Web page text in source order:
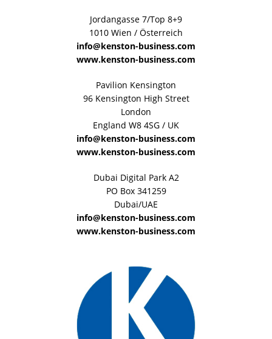
Jordangasse 7/Top 8+9
1010 Wien / Österreich
info@kenston-business.com
www.kenston-business.com
Pavilion Kensington
96 Kensington High Street
London
England W8 4SG / UK
info@kenston-business.com
www.kenston-business.com
Dubai Digital Park A2
PO Box 341259
Dubai/UAE
info@kenston-business.com
www.kenston-business.com